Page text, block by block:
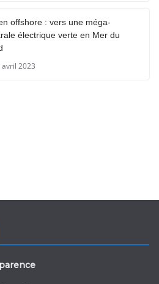
offshore : vers une méga-
électrique verte en Mer du
avril 2023